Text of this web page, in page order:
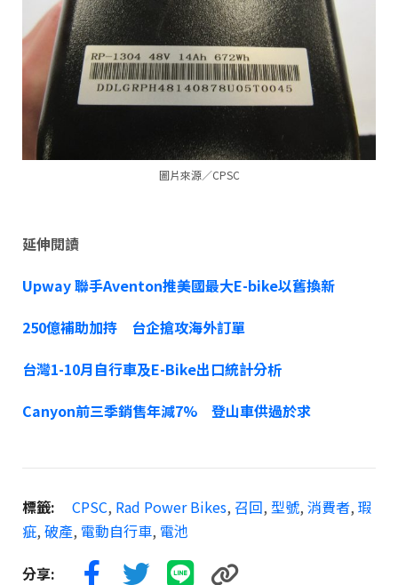
圖片來源／CPSC
延伸閱讀
Upway 聯手Aventon推美國最大E-bike以舊換新
250億補助加持 台企搶攻海外訂單
台灣1-10月自行車及E-Bike出口統計分析
Canyon前三季銷售年減7% 登山車供過於求
標籤: CPSC, Rad Power Bikes, 召回, 型號, 消費者, 瑕
疵, 破產, 電動自行車, 電池
分享: